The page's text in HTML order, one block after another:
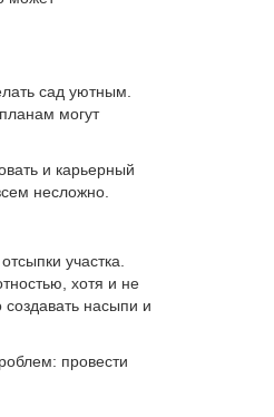
сад уютным.
могут
и карьерный
несложно.
участка.
хотя и не
насыпи и
провести